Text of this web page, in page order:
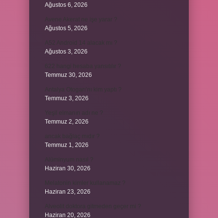
Ağustos 6, 2026
Ağustos 5, 2026
Ağustos 3, 2026
Temmuz 30, 2026
Temmuz 3, 2026
Temmuz 2, 2026
Temmuz 1, 2026
Haziran 30, 2026
Haziran 23, 2026
Haziran 20, 2026